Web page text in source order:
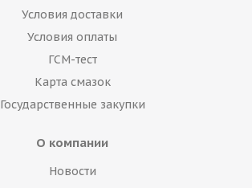
Условия доставки
Условия оплаты
ГСМ-тест
Карта смазок
Государственные закупки
О компании
Новости